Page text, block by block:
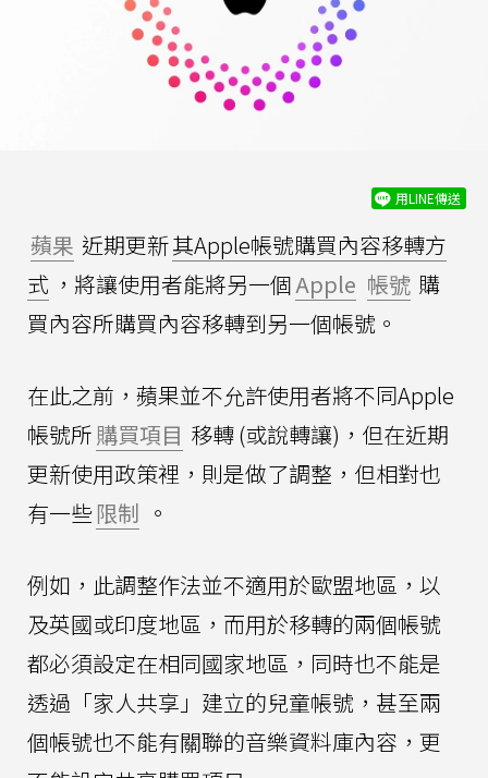
用LINE傳送
蘋果 近期更新其Apple帳號購買內容移轉方
式 ，將讓使用者能將另一個Apple 帳號 購
買內容所購買內容移轉到另一個帳號。
在此之前，蘋果並不允許使用者將不同Apple
帳號所 購買項目 移轉 (或說轉讓)，但在近期
更新使用政策裡，則是做了調整，但相對也
有一些限制 。
例如，此調整作法並不適用於歐盟地區，以
及英國或印度地區，而用於移轉的兩個帳號
都必須設定在相同國家地區，同時也不能是
透過「家人共享」建立的兒童帳號，甚至兩
個帳號也不能有關聯的音樂資料庫內容，更